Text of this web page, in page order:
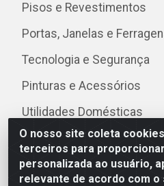
O nosso site coleta
terceiros para
personalizada ao usuário,
relevante de acordo com
Pisos e Revestimentos
Portas, Janelas e
Tecnologia e Segurança
Pinturas e Acessórios
Utilidades Domésticas
Fale Conosco